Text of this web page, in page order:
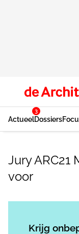
Actueel
3
Dossiers
Jury ARC21
voor
Krijg